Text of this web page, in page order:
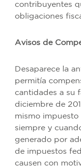
contribuyentes
obligaciones
Avisos de
Desaparece la
permitía
cantidades a su
diciembre de
mismo
siempre y
generado por
de impuestos
causen con